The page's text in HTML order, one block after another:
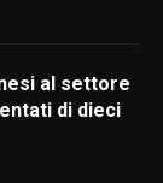
al settore
di dieci